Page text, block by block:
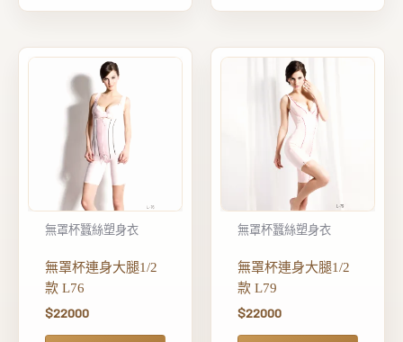
無罩杯蠶絲塑身衣
無罩杯連身大腿1/2
款 L76
$22000
無罩杯蠶絲塑身衣
無罩杯連身大腿1/2
款 L79
$22000